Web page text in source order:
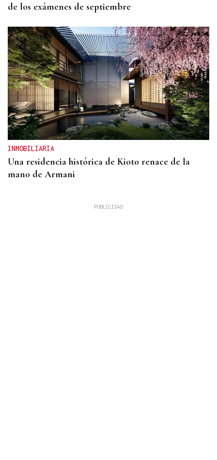
de los exámenes de septiembre
INMOBILIARIA
Una residencia histórica de Kioto renace de la
mano de Armani